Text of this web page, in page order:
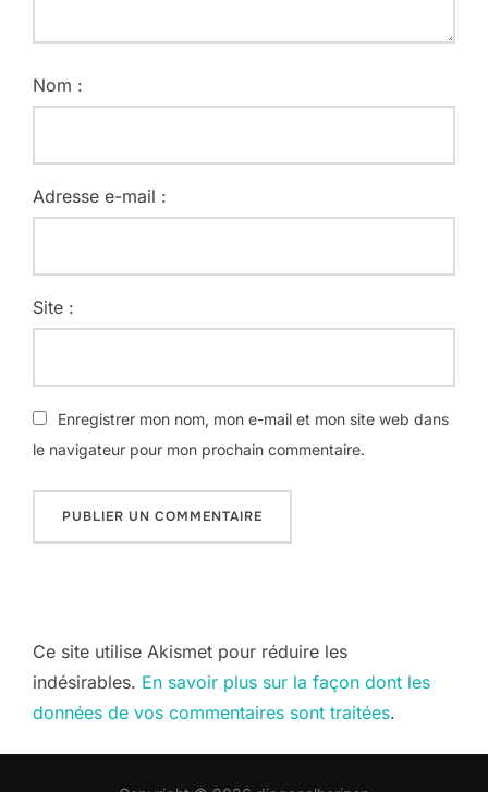
Nom :
Adresse e-mail :
Site :
Enregistrer mon nom, mon e-mail et mon site web dans
le navigateur pour mon prochain commentaire.
Ce site utilise Akismet pour réduire les
indésirables. En savoir plus sur la façon dont les
données de vos commentaires sont traitées.